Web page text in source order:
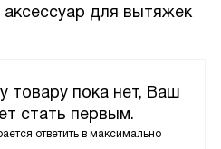
для вытяжек
товару пока нет, Ваш
стать первым.
ответить в максимально